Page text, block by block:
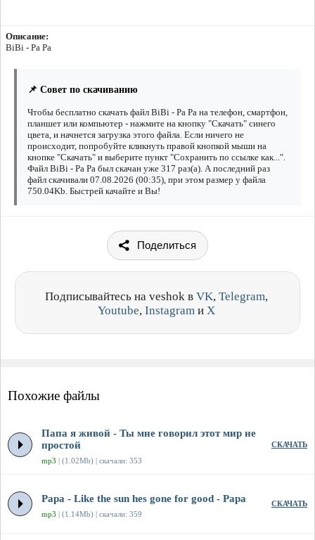
Описание:
BiBi - Pa Pa
📌 Совет по скачиванию
Чтобы бесплатно скачать файл BiBi - Pa Pa на телефон, смартфон,
планшет или компьютер - нажмите на кнопку "Скачать" синего
цвета, и начнется загрузка этого файла. Если ничего не
происходит, попробуйте кликнуть правой кнопкой мыши на
кнопке "Скачать" и выберите пункт "Сохранить по ссылке как...".
Файл BiBi - Pa Pa был скачан уже 317 раз(а). А последний раз
файл скачивали 07.08.2026 (00:35), при этом размер у файла
750.04Kb. Быстрей качайте и Вы!
Поделиться
Подписывайтесь на veshok в VK, Telegram,
Youtube, Instagram и X
Похожие файлы
Папа я живой - Ты мне говорил этот мир не
простой
mp3 | (1.02Mb) | скачали: 353
СКАЧАТЬ
Papa - Like the sun hes gone for good - Papa
mp3 | (1.14Mb) | скачали: 359
СКАЧАТЬ